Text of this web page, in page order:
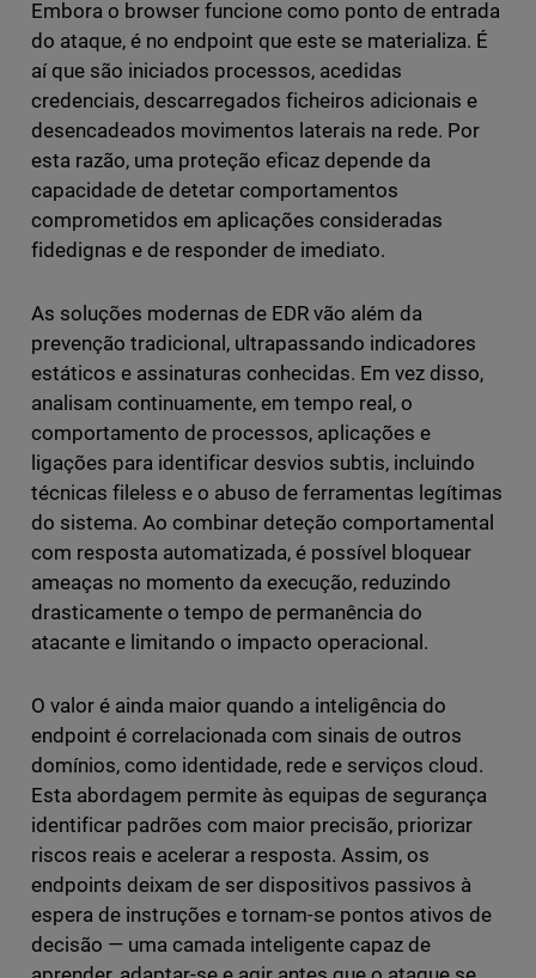
Embora o browser funcione como ponto de entrada
do ataque, é no endpoint que este se materializa. É
aí que são iniciados processos, acedidas
credenciais, descarregados ficheiros adicionais e
desencadeados movimentos laterais na rede. Por
esta razão, uma proteção eficaz depende da
capacidade de detetar comportamentos
comprometidos em aplicações consideradas
fidedignas e de responder de imediato.
As soluções modernas de EDR vão além da
prevenção tradicional, ultrapassando indicadores
estáticos e assinaturas conhecidas. Em vez disso,
analisam continuamente, em tempo real, o
comportamento de processos, aplicações e
ligações para identificar desvios subtis, incluindo
técnicas fileless e o abuso de ferramentas legítimas
do sistema. Ao combinar deteção comportamental
com resposta automatizada, é possível bloquear
ameaças no momento da execução, reduzindo
drasticamente o tempo de permanência do
atacante e limitando o impacto operacional.
O valor é ainda maior quando a inteligência do
endpoint é correlacionada com sinais de outros
domínios, como identidade, rede e serviços cloud.
Esta abordagem permite às equipas de segurança
identificar padrões com maior precisão, priorizar
riscos reais e acelerar a resposta. Assim, os
endpoints deixam de ser dispositivos passivos à
espera de instruções e tornam-se pontos ativos de
decisão — uma camada inteligente capaz de